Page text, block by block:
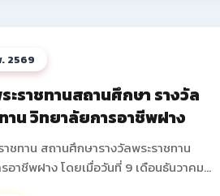
รายได้ระหว่างเรียน เตรียมความพร้อมสู่อ
ริมให้นักเรียน นักศึกษาสามารถสร้างผลิตภั
จำหน่ายได้จริง ช่วยลดภาระครอบครัว พั
เสนอและฝึกการนำเสนอผลงานสู่สาธารณ
เติม ->>
photo?
2569
ะราชทานสถานศึกษา รางวัล
าน วิทยาลัยการอาชีพฝาง
างวัลพระราชทาน
เมื่อวันที่ 9 เดือนธันวาคม